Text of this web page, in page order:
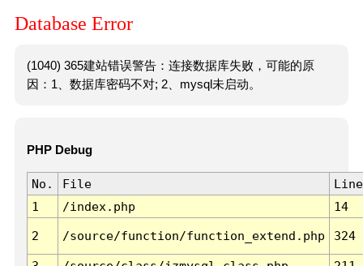
Database Error
(1040) 365建站错误警告：连接数据库失败，可能的原
因：1、数据库密码不对; 2、mysql未启动。
PHP Debug
No. File
Line
1
/index.php 14
2 /source/function/function_extend.php 324